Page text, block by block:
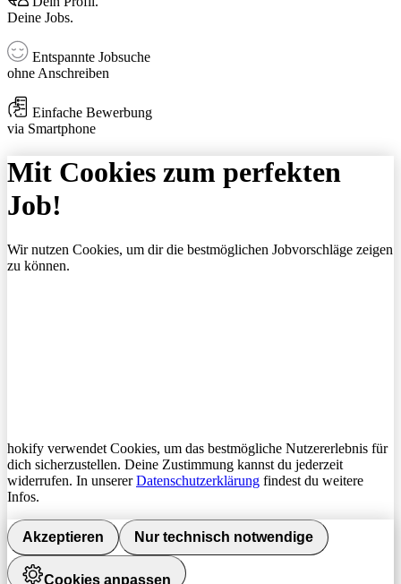
Deine Jobs.
Entspannte Jobsuche
ohne Anschreiben
Einfache Bewerbung
via Smartphone
Mit Cookies zum perfekten
Job!
Wir nutzen Cookies, um dir die bestmöglichen Jobvorschläge zeigen
zu können.
hokify verwendet Cookies, um das bestmögliche Nutzererlebnis für
dich sicherzustellen. Deine Zustimmung kannst du jederzeit
widerrufen. In unsererDatenschutzerklärung findest du weitere
Infos.
Akzeptieren Nur technisch notwendige
Cookies anpassen